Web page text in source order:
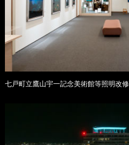
七戸町立鷹山宇一記念美術館等照明改